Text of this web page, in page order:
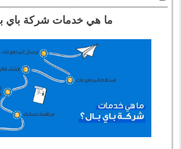
ما هي خدمات شركة باي